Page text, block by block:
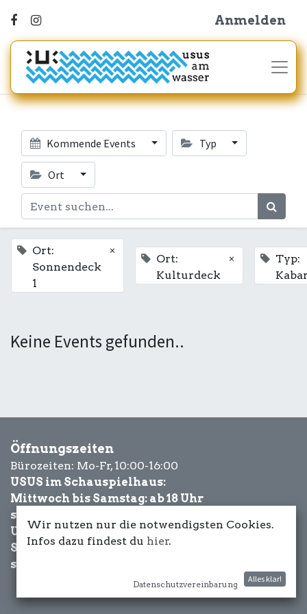
Anmelden
Kommende Events Typ
Ort
Ort:
Sonnendeck
1
×
Ort:
Kulturdeck
×
Typ:
Keine Events gefunden..
Öffnungszeiten
Bürozeiten: Mo-Fr, 10:00-16:00
USUS im Schauspielhaus:
Mittwoch bis Samstag: ab 18 Uhr
sowie Eventbezogen.
USUS am Wasser:
Schönwetter-
sowie Eventbezogen.
Wir nutzen nur die notwendigsten Cookies.
Infos dazu findest du hier.
Datenschutzvereinbarung
Alles klar!